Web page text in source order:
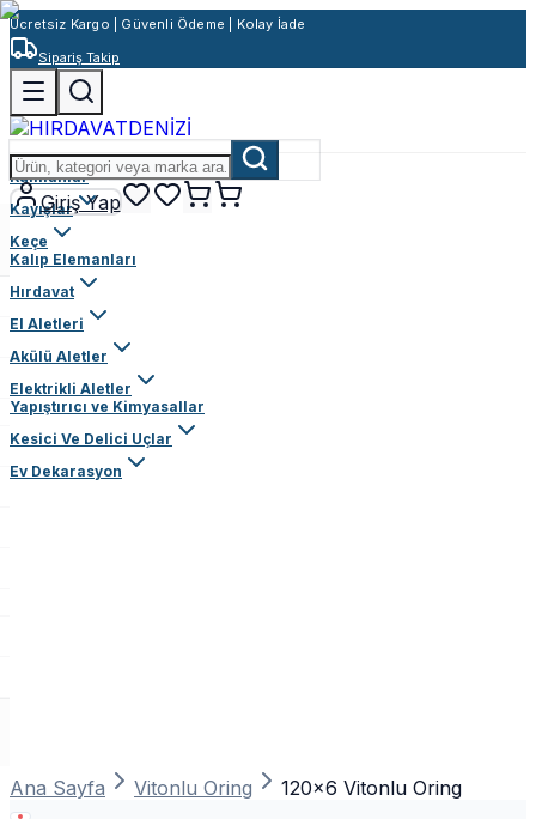
Ücretsiz Kargo | Güvenli Ödeme | Kolay İade
Sipariş Takip
Giriş Yap
Rulmanlar
Kayışlar
Keçe
Kalıp Elemanları
Hırdavat
El Aletleri
Akülü Aletler
Elektrikli Aletler
Yapıştırıcı ve Kimyasallar
Kesici Ve Delici Uçlar
Ev Dekarasyon
Ana Sayfa Vitonlu Oring 120x6 Vitonlu Oring